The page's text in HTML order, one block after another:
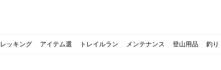
ッキング アイテム選 トレイルラン メンテナンス 登山用品 釣り